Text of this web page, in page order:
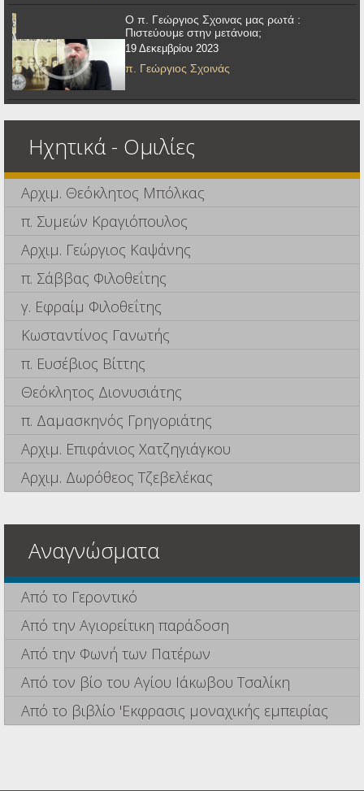
Ο π. Γεώργιος Σχοινας μας ρωτά :
Πιστεύουμε στην μετάνοια;
19 Δεκεμβρίου 2023
π. Γεώργιος Σχοινάς
Ηχητικά - Ομιλίες
Αρχιμ. Θεόκλητος Μπόλκας
π. Συμεών Κραγιόπουλος
Αρχιμ. Γεώργιος Καψάνης
π. Σάββας Φιλοθεΐτης
γ. Εφραίμ Φιλοθεΐτης
Κωσταντίνος Γανωτής
π. Ευσέβιος Βίττης
Θεόκλητος Διονυσιάτης
π. Δαμασκηνός Γρηγοριάτης
Αρχιμ. Επιφάνιος Χατζηγιάγκου
Αρχιμ. Δωρόθεος Τζεβελέκας
Αναγνώσματα
Από το Γεροντικό
Από την Αγιορείτικη παράδοση
Από την Φωνή των Πατέρων
Από τον βίο του Αγίου Ιάκωβου Τσαλίκη
Από το βιβλίο 'Εκφρασις μοναχικής εμπειρίας